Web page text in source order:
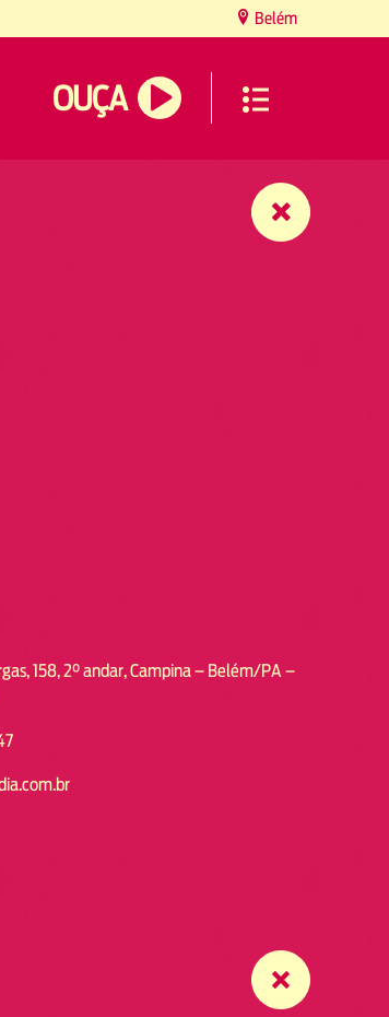
Belém
OUÇA
158, 2° andar, Campina – Belém/PA –